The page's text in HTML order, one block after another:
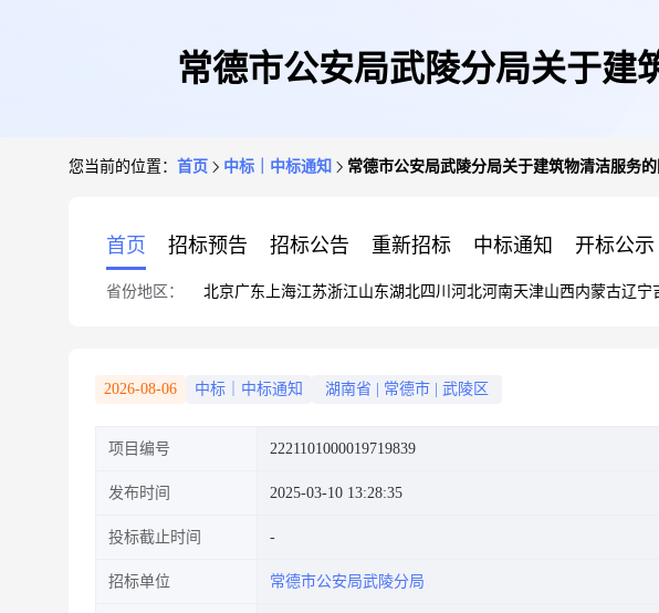
常德市公安局武陵分局关于建
您当前的位置： 首页 中标｜中标通知 常德市公安局武陵分局关于建筑物清洁服务
首页 招标预告 招标公告 重新招标 中标通知 开标公示
省份地区： 北京广东 上海江苏浙江山东湖北四川 河北河南天津山西内蒙古辽宁
2026-08-06 中标｜中标通知 湖南省 常德市 武陵区
项目编号 2221101000019719839
发布时间 2025-03-10 13:28:35
投标截止时间
招标单位 常德市公安局武陵分局